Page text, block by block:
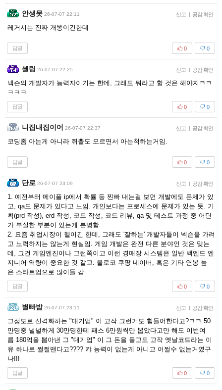
안생못 26-07-07 22:11 신고 | 공감 확인
레거시는 진짜 개똥이긴한데
답글 0
0
셸링 26-07-07 22:25 신고 | 공감 확인
넥슨의 개발자가 능력자이기는 한데, 그래도 뭐라고 할 것은 해야지ㅋㅋ
ㅋㅋㅋ
답글 0
0
니집내집이어 26-07-07 22:37 신고 | 공감 확인
코딩좀 아는게 아니라 쥐뿔도 모르면서 아는척하는거임.
답글 0
0
단로 26-07-07 23:09 신고 | 공감 확인
1. 예전부터 메이플 ip에서 확률 등 찐빠 내는걸 보면 개발에도 문제가 있
고, qa도 문제가 있다고 느낌. 개인보다는 프로세스에 문제가 있는 듯. 기
획(prd 작성), erd 작성, 코드 작성, 코드 리뷰, qa 및 테스트 과정 중 어딘
가 부실한 부분이 있는게 분명함.
2. 요즘 취업시장이 헬이긴 한데, 그래도 '잘하는' 개발자들이 넥슨을 가려
고 노력하지는 않는게 현실임. 게임 개발은 완전 다른 분야인 것은 맞는
데, 그건 게임엔진이나 그런쪽이고 이런 경매장 시스템은 일반 백엔드 엔
지니어 역량이 중요한 것 같고. 몰로코 쿠팡 네이버, 혹은 기타 연봉 높
은 스타트업으로 많이들 감.
답글 0
0
별빠밤 26-07-07 23:11 신고 | 공감 확인
그정도로 신격화하는 "대기업" 이 고작 그런거도 힘들어한다고?ㅋㅋ 50
만명중 널널하게 30만명한테 패스 6만원씩만 뽑았다고만 해도 이번여
름 180억을 뽑아낸 그 "대기업" 이 그 돈을 들고도 고작 옛날코드라는 이
유 하나로 쩔쩔맨다고???? 캬 능력이 없는게 아니고 어쩔수 없는거였구
나!!!
답글 0
0